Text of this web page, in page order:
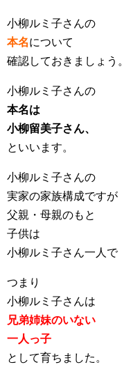
小柳ルミ子さんの
本名について
確認しておきましょう。
小柳ルミ子さんの
本名は
小柳留美子さん、
といいます。
小柳ルミ子さんの
実家の家族構成ですが
父親・母親のもと
子供は
小柳ルミ子さん一人で
つまり
小柳ルミ子さんは
兄弟姉妹のいない
一人っ子
として育ちました。